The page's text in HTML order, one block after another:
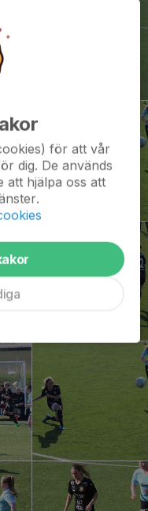
för att vår
dig. De används
att hjälpa oss att